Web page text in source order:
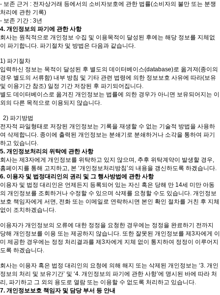
- 보존 근거 : 전자상거래 등에서의 소비자보호에 관한 법률(소비자의 불만 또는 분쟁
처리에 관한 기록)
- 보존 기간 : 3년
4. 개인정보의 파기에 관한 사항
회사는 원칙적으로 개인정보 수집 및 이용목적이 달성된 후에는 해당 정보를 지체없
이 파기합니다. 파기절차 및 방법은 다음과 같습니다.
1) 파기절차
입력하신 정보는 목적이 달성된 후 별도의 데이터베이스(database)로 옮겨져(종이의
경우 별도의 서류함) 내부 방침 및 기타 관련 법령에 의한 정보보호 사유에 따라(보유
및 이용기간 참조) 일정 기간 저장된 후 파기되어집니다.
별도 데이터베이스로 옮겨진 개인정보는 법률에 의한 경우가 아니면 보유되어지는 이
외의 다른 목적으로 이용되지 않습니다.
2) 파기방법
전자적 파일형태로 저장된 개인정보는 기록을 재생할 수 없는 기술적 방법을 사용하
여 삭제합니다. 종이에 출력된 개인정보는 분쇄기로 분쇄하거나 소각을 통하여 파기
하고 있습니다.
5. 개인정보처리의 위탁에 관한 사항
회사는 제3자에게 개인정보를 위탁하고 있지 않으며, 추후 위탁계약이 발생할 경우,
홈페이지를 통해 고지하고, 본 ‘개인정보처리방침’의 내용을 갱신하도록 하겠습니다.
6. 이용자 및 법정대리인의 권리 및 그 행사방법에 관한 사항
이용자 및 법정 대리인은 언제든지 등록되어 있는 자신 혹은 당해 만 14세 미만 아동
의 개인정보를 조회하거나 수정할 수 있으며 삭제를 요청할 수도 있습니다. 개인정보
보호 책임자에게 서면, 전화 또는 이메일로 연락하시면 본인 확인 절차를 거친 후 지체
없이 조치하겠습니다.
이용자가 개인정보의 오류에 대한 정정을 요청한 경우에는 정정을 완료하기 전까지
당해 개인정보를 이용 또는 제공하지 않습니다. 또한 잘못된 개인정보를 제3자에게 이
미 제공한 경우에는 정정 처리결과를 제3자에게 지체 없이 통지하여 정정이 이루어지
도록 하겠습니다.
회사는 이용자 혹은 법정 대리인의 요청에 의해 해지 또는 삭제된 개인정보는 ‘3. 개인
정보의 처리 및 보유기간’ 및 ‘4. 개인정보의 파기에 관한 사항’에 명시된 바에 따라 처
리, 파기하고 그 외의 용도로 열람 또는 이용할 수 없도록 처리하고 있습니다.
7. 개인정보보호 책임자 및 담당 부서 등 안내